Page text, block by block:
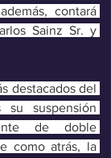
contará
Sainz Sr. y
destacados del
su suspensión
de doble
como atrás, la